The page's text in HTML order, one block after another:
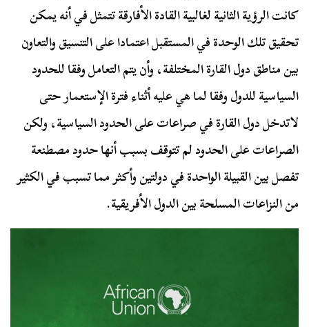
كانت الرؤية الثانية لغالبية القادة الأفارقة تتمثل في أنه يمكن
تحقيق تلك الوحدة في المستقبل اعتمادا على التنسيق والتعاون
بين مناطق دول القارة المختلفة، وأن يتم التعامل وفقا للحدود
السياسية للدول وفقا لما هي عليه أثناء فترة الإستعمار حتى
لاتدخل دول القارة في صراعات على الحدود السياسية، ولكن
الصراعات على الحدود لم تتوقف بسبب أنها حدود مصطنعة
تفصل بين القبيلة الواحدة في دولتين وأكثر مما تسبب في الكثير
من النزاعات المسلحة بين الدول الأفريقية.